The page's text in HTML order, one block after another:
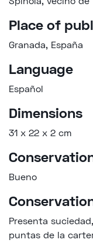
Place of
Granada, España
Language
Español
Dimensions
31 x 22 x 2 cm
Bueno
Presenta
puntas de la